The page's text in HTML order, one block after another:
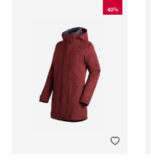
40%